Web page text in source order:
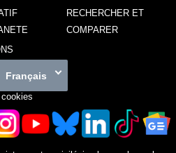
RECHERCHER ET
COMPARER
Français